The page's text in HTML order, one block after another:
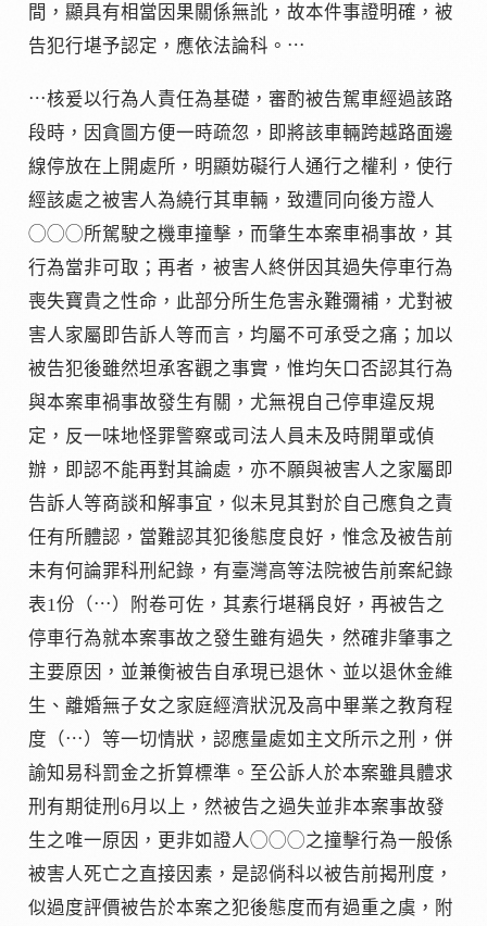
間，顯具有相當因果關係無訛，故本件事證明確，被
告犯行堪予認定，應依法論科。⋯
⋯核爰以行為人責任為基礎，審酌被告駕車經過該路
段時，因貪圖方便一時疏忽，即將該車輛跨越路面邊
線停放在上開處所，明顯妨礙行人通行之權利，使行
經該處之被害人為繞行其車輛，致遭同向後方證人
◯◯◯所駕駛之機車撞擊，而肇生本案車禍事故，其
行為當非可取；再者，被害人終併因其過失停車行為
喪失寶貴之性命，此部分所生危害永難彌補，尤對被
害人家屬即告訴人等而言，均屬不可承受之痛；加以
被告犯後雖然坦承客觀之事實，惟均矢口否認其行為
與本案車禍事故發生有關，尤無視自己停車違反規
定，反一味地怪罪警察或司法人員未及時開單或偵
辦，即認不能再對其論處，亦不願與被害人之家屬即
告訴人等商談和解事宜，似未見其對於自己應負之責
任有所體認，當難認其犯後態度良好，惟念及被告前
未有何論罪科刑紀錄，有臺灣高等法院被告前案紀錄
表1份（⋯）附卷可佐，其素行堪稱良好，再被告之
停車行為就本案事故之發生雖有過失，然確非肇事之
主要原因，並兼衡被告自承現已退休、並以退休金維
生、離婚無子女之家庭經濟狀況及高中畢業之教育程
度（⋯）等一切情狀，認應量處如主文所示之刑，併
諭知易科罰金之折算標準。至公訴人於本案雖具體求
刑有期徒刑6月以上，然被告之過失並非本案事故發
生之唯一原因，更非如證人◯◯◯之撞擊行為一般係
被害人死亡之直接因素，是認倘科以被告前揭刑度，
似過度評價被告於本案之犯後態度而有過重之虞，附